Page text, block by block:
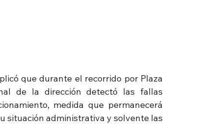
que durante el recorrido por Plaza
de la dirección detectó las fallas
medida que permanecerá
situación administrativa y solvente las